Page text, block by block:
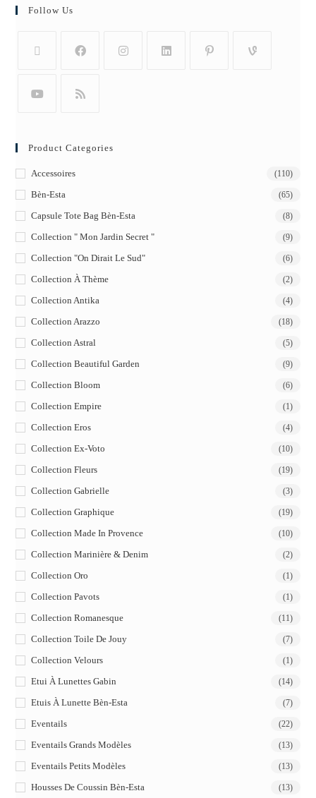
Follow Us
Product Categories
Accessoires (110)
Bèn-Esta (65)
Capsule Tote Bag Bèn-Esta (8)
Collection " Mon Jardin Secret " (9)
Collection "On Dirait Le Sud" (6)
Collection À Thème (2)
Collection Antika (4)
Collection Arazzo (18)
Collection Astral (5)
Collection Beautiful Garden (9)
Collection Bloom (6)
Collection Empire (1)
Collection Eros (4)
Collection Ex-Voto (10)
Collection Fleurs (19)
Collection Gabrielle (3)
Collection Graphique (19)
Collection Made In Provence (10)
Collection Marinière & Denim (2)
Collection Oro (1)
Collection Pavots (1)
Collection Romanesque (11)
Collection Toile De Jouy (7)
Collection Velours (1)
Etui À Lunettes Gabin (14)
Etuis À Lunette Bèn-Esta (7)
Eventails (22)
Eventails Grands Modèles (13)
Eventails Petits Modèles (13)
Housses De Coussin Bèn-Esta (13)